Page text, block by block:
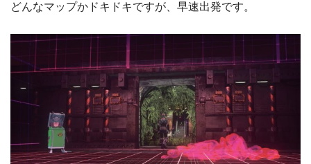
どんなマップかドキドキですが、早速出発です。